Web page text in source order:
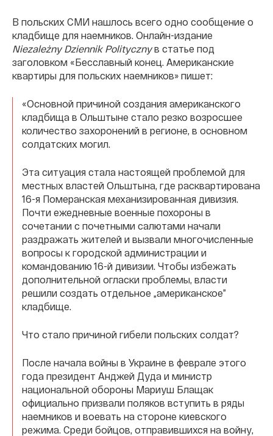
В польских СМИ нашлось всего одно сообщение о
кладбище для наемников. Онлайн-издание
Niezależny Dziennik Politycznyв статье под
заголовком «Бесславный конец. Американские
квартиры для польских наемников» пишет:
«Основной причиной создания американского
кладбища в Ольштыне стало резко возросшее
количество захоронений в регионе, в основном
солдатских могил.
Эта ситуация стала настоящей проблемой для
местных властей Ольштына, где расквартирована
16-я Померанская механизированная дивизия.
Почти ежедневные военные похороны в
сочетании с почетными салютами начали
раздражать жителей и вызвали многочисленные
вопросы к городской администрации и
командованию 16-й дивизии. Чтобы избежать
дополнительной огласки проблемы, власти
решили создать отдельное „американское”
кладбище.
Что стало причиной гибели польских солдат?
После начала войны в Украине в феврале этого
года президент Анджей Дуда и министр
национальной обороны Мариуш Блащак
официально призвали поляков вступить в ряды
наемников и воевать на стороне киевского
режима. Среди бойцов, отправившихся на войну,